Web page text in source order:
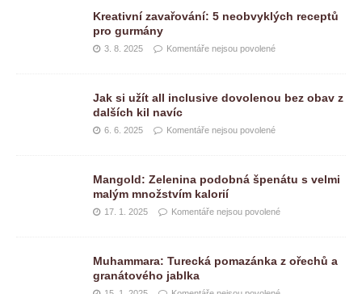
Kreativní zavařování: 5 neobvyklých receptů
pro gurmány
3. 8. 2025 Komentáře nejsou povolené
Jak si užít all inclusive dovolenou bez obav z
dalších kil navíc
6. 6. 2025 Komentáře nejsou povolené
Mangold: Zelenina podobná špenátu s velmi
malým množstvím kalorií
17. 1. 2025 Komentáře nejsou povolené
Muhammara: Turecká pomazánka z ořechů a
granátového jablka